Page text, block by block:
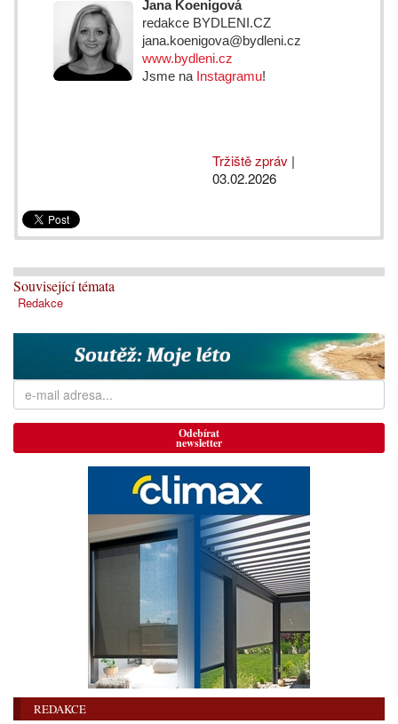
Jana Koenigová
redakce BYDLENI.CZ
jana.koenigova@bydleni.cz
www.bydleni.cz
Jsme na Instagramu!
Tržiště zpráv |
03.02.2026
Související témata
Redakce
Odebírat
newsletter
REDAKCE